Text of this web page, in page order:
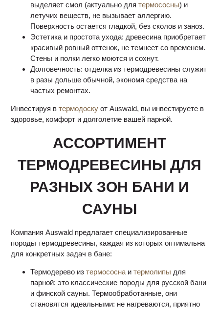
выделяет смол (актуально длятермососны) и
летучих веществ, не вызывает аллергию.
Поверхность остается гладкой, без сколов и заноз.
Эстетика и простота ухода: древесина приобретает
красивый ровный оттенок, не темнеет со временем.
Стены и полки легко моются и сохнут.
Долговечность: отделка из термодревесины служит
в разы дольше обычной, экономя средства на
частых ремонтах.
Инвестируя втермодоску от Auswald, вы инвестируете в
здоровье, комфорт и долголетие вашей парной.
АССОРТИМЕНТ
ТЕРМОДРЕВЕСИНЫ ДЛЯ
РАЗНЫХ ЗОН БАНИ И
САУНЫ
Компания Auswald предлагает специализированные
породы термодревесины, каждая из которых оптимальна
для конкретных задач в бане:
Термодерево изтермососна итермолипы для
парной: это классические породы для русской бани
и финской сауны. Термообработанные, они
становятся идеальными: не нагреваются, приятно